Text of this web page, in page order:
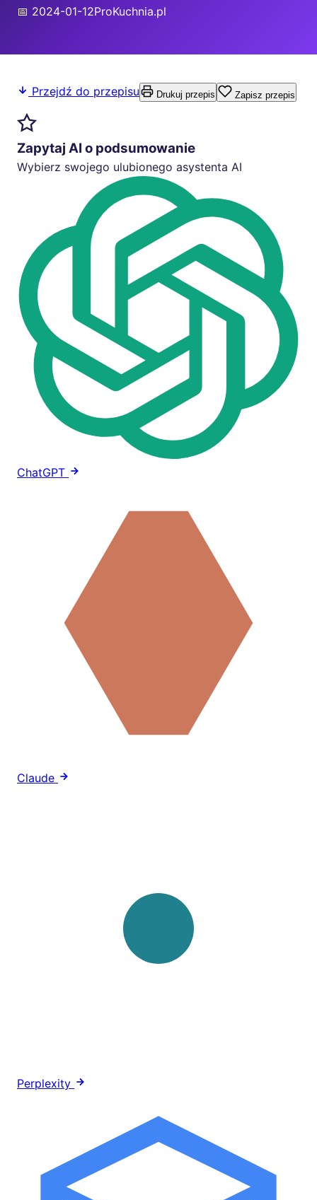
📅 2024-01-12ProKuchnia.pl
Przejdź do przepisu Drukuj przepis Zapisz przepis
Zapytaj AI o podsumowanie
Wybierz swojego ulubionego asystenta AI
ChatGPT
Claude
Perplexity